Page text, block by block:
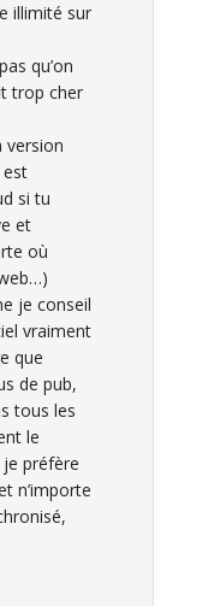
illimité sur
qu’on
trop cher
version
est
si tu
et
où
je conseil
vraiment
que
de pub,
tous les
le
préfère
n’importe